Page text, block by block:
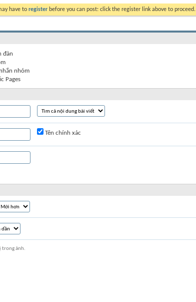
have to register before you can post: click the register link above to
đàn
nhóm
Pages
Tên chính xác
trong ảnh.